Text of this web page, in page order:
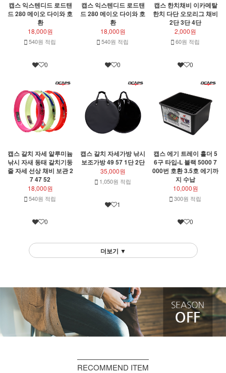
캡스 익스텐디드 로드탠
드 280 메이오 다이와 호
환
18,000원
540원 적립
0
캡스 익스텐디드 로드탠
드 280 메이오 다이와 호
환
18,000원
540원 적립
0
캡스 한치채비 이카메탈
한치 다단 오모리그 채비
2단 3단 4단
2,000원
60원 적립
0
캡스 갈치 자세 알루미늄
낚시 자새 동태 갈치기둥
줄 자세 선상 채비 보관 2
7 47 52
18,000원
540원 적립
0
캡스 갈치 자세가방 낚시
보조가방 49 57 1단 2단
35,000원
1,050원 적립
1
캡스 에기 트레이 홀더 5
6구 타입-L 블랙 5000 7
000번 호환 3.5호 에기까
지 수납
10,000원
300원 적립
0
더보기 ▼
RECOMMEND ITEM